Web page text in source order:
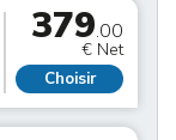
379.00
€ Net
Choisir